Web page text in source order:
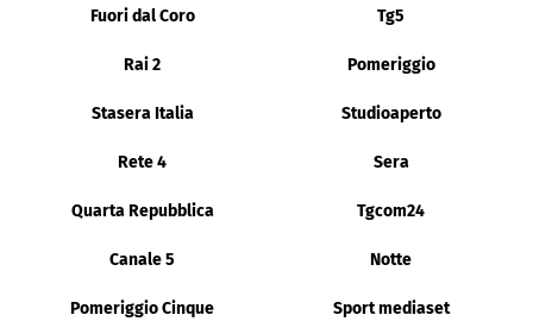
Fuori dal Coro Tg5
Rai 2 Pomeriggio
Stasera Italia Studioaperto
Rete 4 Sera
Quarta Repubblica Tgcom24
Canale 5 Notte
Pomeriggio Cinque Sport mediaset